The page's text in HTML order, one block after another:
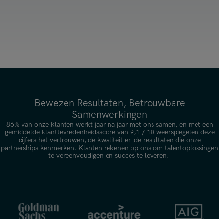
Bewezen Resultaten, Betrouwbare
Samenwerkingen
86% van onze klanten werkt jaar na jaar met ons samen, en met een
gemiddelde klanttevredenheidsscore van 9,1 / 10 weerspiegelen deze
cijfers het vertrouwen, de kwaliteit en de resultaten die onze
partnerships kenmerken. Klanten rekenen op ons om talentoplossingen
te vereenvoudigen en succes te leveren.